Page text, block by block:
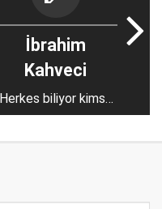
İbrahim
Kahveci
Herkes biliyor kimse
söylemiyor